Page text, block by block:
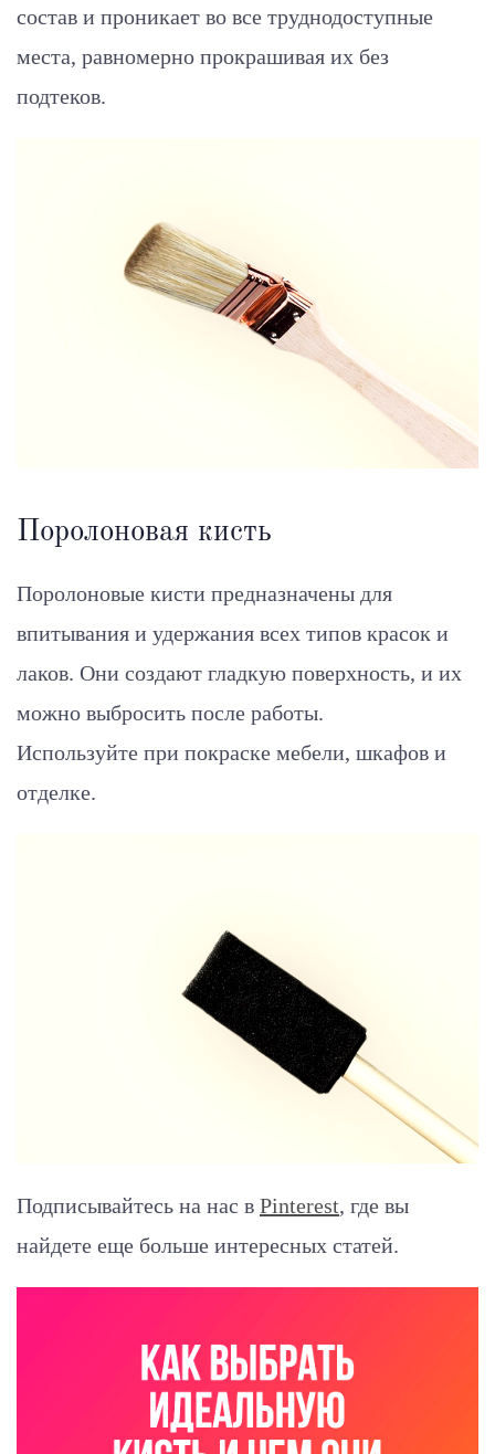
состав и проникает во все труднодоступные
места, равномерно прокрашивая их без
подтеков.
Поролоновая кисть
Поролоновые кисти предназначены для
впитывания и удержания всех типов красок и
лаков. Они создают гладкую поверхность, и их
можно выбросить после работы.
Используйте при покраске мебели, шкафов и
отделке.
Подписывайтесь на нас в Pinterest, где вы
найдете еще больше интересных статей.